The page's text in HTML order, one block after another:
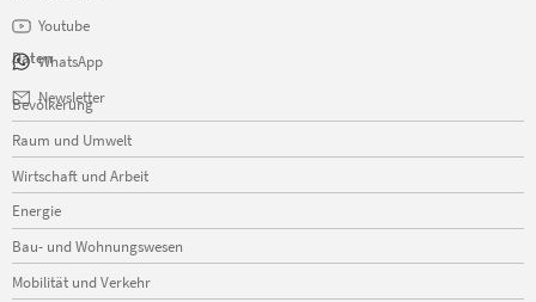
Youtube
WhatsApp
Newsletter
Daten
Navigation
überspringen
Bevölkerung
Raum und Umwelt
Wirtschaft und Arbeit
Energie
Bau- und Wohnungswesen
Mobilität und Verkehr